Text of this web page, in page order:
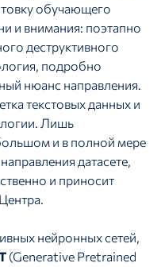
обучающего
и внимания: поэтапно
деструктивного
подробно
нюанс направления.
текстовых данных и
Лишь
и в полной мере
датасете,
и приносит
нейронных сетей,
(Generative Pretrained